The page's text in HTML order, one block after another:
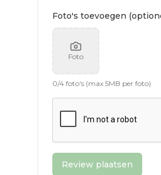
Foto's toevoegen
Foto
0/4 foto's (max 5MB per foto)
Review plaatsen